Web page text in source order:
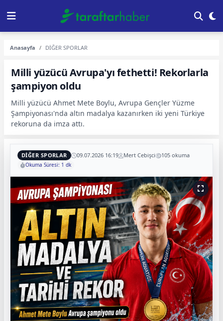
Anasayfa DİĞER SPORLAR
Milli yüzücü Avrupa'yı fethetti! Rekorlarla
şampiyon oldu
Milli yüzücü Ahmet Mete Boylu, Avrupa Gençler Yüzme
Şampiyonası'nda altın madalya kazanırken iki yeni Türkiye
rekoruna da imza attı.
DİĞER SPORLAR 09.07.2026 16:19 Mert Cebişci 105 okuma
Okuma Süresi: 1 dk